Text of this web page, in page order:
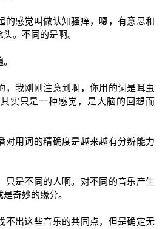
的感觉叫做认知骚痒，嗯，有意思和
。不同的是啊。
，我刚刚注意到啊，你用的词是耳虫
实只是一种感觉，是大脑的回想而
对用词的精确度是越来越有分辨能力
只是不同的人啊。对不同的音乐产生
奇妙的缘分。
不出这些音乐的共同点，但是确定无